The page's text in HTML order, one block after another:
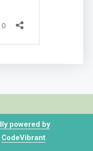
powered by
CodeVibrant